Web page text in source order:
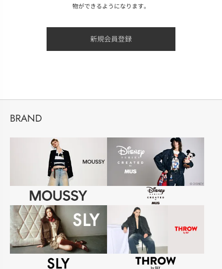
物ができるようになります。
BRAND